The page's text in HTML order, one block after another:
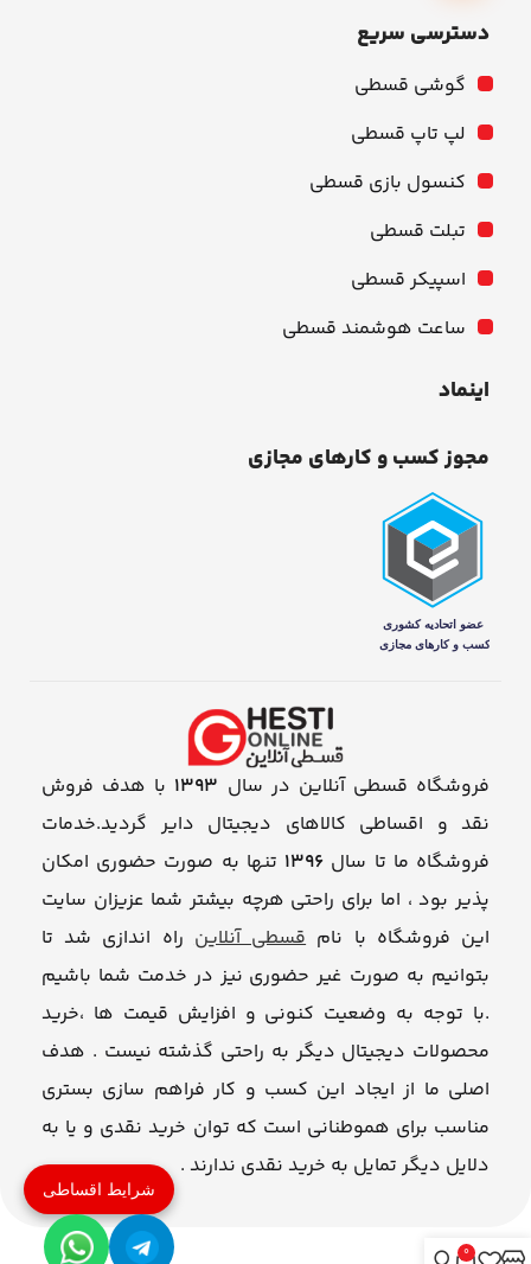
دسترسی سریع
گوشی قسطی
لپ تاپ قسطی
کنسول بازی قسطی
تبلت قسطی
اسپیکر قسطی
ساعت هوشمند قسطی
اینماد
مجوز کسب و کارهای مجازی
فروشگاه قسطی آنلاین در سال 1393 با هدف فروش
نقد و اقساطی کالاهای دیجیتال دایر گردید.خدمات
فروشگاه ما تا سال 1396 تنها به صورت حضوری امکان
پذیر بود ، اما برای راحتی هرچه بیشتر شما عزیزان سایت
این فروشگاه با نامقسطی آنلاین راه اندازی شد تا
بتوانیم به صورت غیر حضوری نیز در خدمت شما باشیم
.با توجه به وضعیت کنونی و افزایش قیمت ها ،خرید
محصولات دیجیتال دیگر به راحتی گذشته نیست . هدف
اصلی ما از ایجاد این کسب و کار فراهم سازی بستری
مناسب برای هموطنانی است که توان خرید نقدی و یا به
دلایل دیگر تمایل به خرید نقدی ندارند .
شرایط اقساطی
0